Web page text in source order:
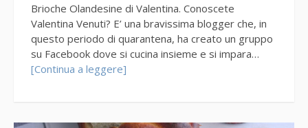
Brioche Olandesine di Valentina. Conoscete
Valentina Venuti? E’ una bravissima blogger che, in
questo periodo di quarantena, ha creato un gruppo
su Facebook dove si cucina insieme e si impara…
[Continua a leggere]